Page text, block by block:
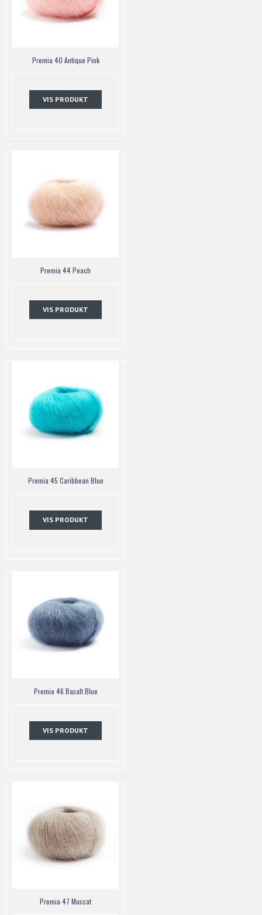
Premia 40 Antique Pink
VIS PRODUKT
Premia 44 Peach
VIS PRODUKT
Premia 45 Caribbean Blue
VIS PRODUKT
Premia 46 Basalt Blue
VIS PRODUKT
Premia 47 Muscat